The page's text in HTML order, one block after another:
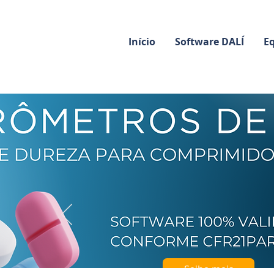
Início Software DALÍ